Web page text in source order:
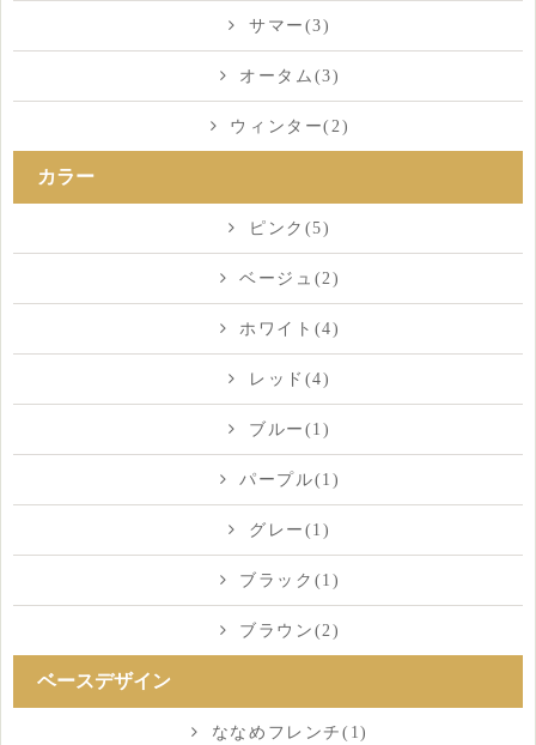
サマー(3)
オータム(3)
ウィンター(2)
カラー
ピンク(5)
ベージュ(2)
ホワイト(4)
レッド(4)
ブルー(1)
パープル(1)
グレー(1)
ブラック(1)
ブラウン(2)
ベースデザイン
ななめフレンチ(1)